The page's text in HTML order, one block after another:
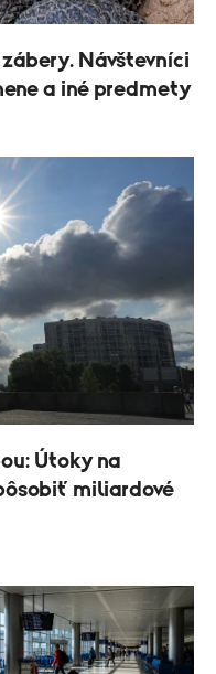
Návštevníci
a iné predmety
Útoky na
miliardové